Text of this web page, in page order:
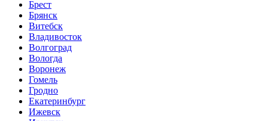
Брест
Брянск
Витебск
Владивосток
Волгоград
Вологда
Воронеж
Гомель
Гродно
Екатеринбург
Ижевск